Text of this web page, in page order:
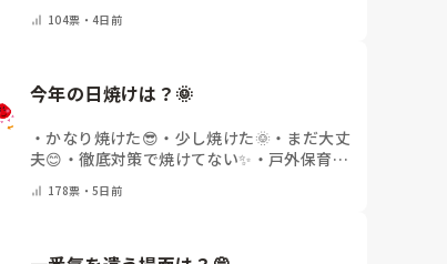
もし少しでも参考になれば嬉しいです。
ください)
104票・4日前
今年の日焼けは？🌞
・ かなり焼けた😎 ・ 少し焼けた🌞 ・ まだ大丈
夫😊 ・徹底対策で焼けてない✨ ・ 戸外保育が
い)178票・5日前